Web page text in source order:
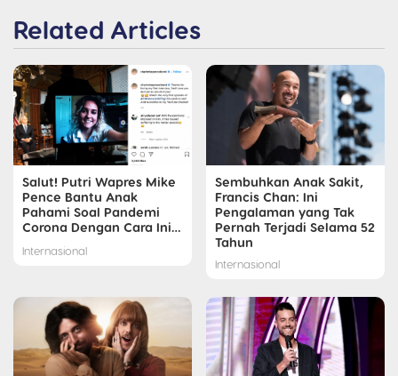
Related Articles
Salut! Putri Wapres Mike
Pence Bantu Anak
Pahami Soal Pandemi
Corona Dengan Cara Ini…
Internasional
Sembuhkan Anak Sakit,
Francis Chan: Ini
Pengalaman yang Tak
Pernah Terjadi Selama 52
Tahun
Internasional